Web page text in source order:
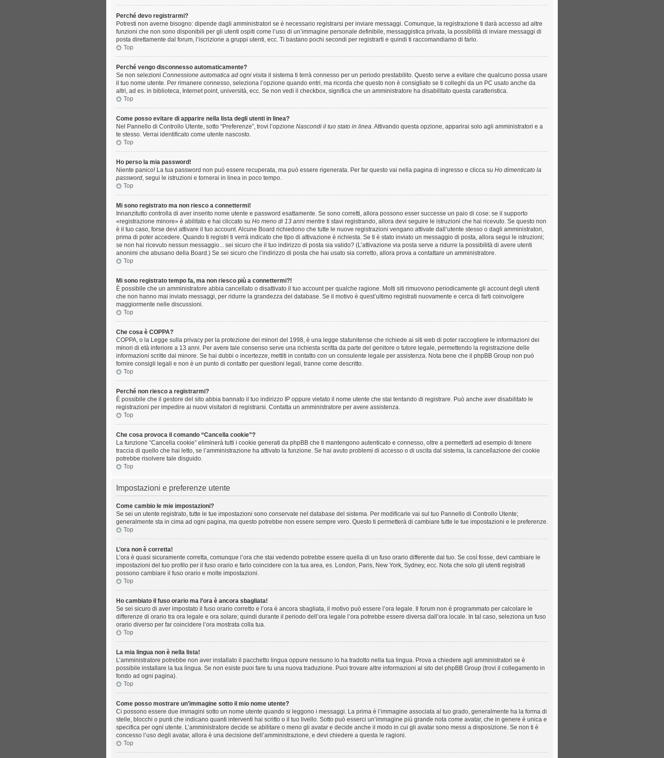
Perché devo registrarmi?
Potresti non averne bisogno: dipende dagli amministratori se è necessario registrarsi per inviare messaggi. Comunque, la registrazione ti darà accesso ad altre
funzioni che non sono disponibili per gli utenti ospiti come l’uso di un’immagine personale definibile, messaggistica privata, la possibilità di inviare messaggi di
posta direttamente dal forum, l’iscrizione a gruppi utenti, ecc. Ti bastano pochi secondi per registrarti e quindi ti raccomandiamo di farlo.
Top
Perché vengo disconnesso automaticamente?
Se non selezioni Connessione automatica ad ogni visita il sistema ti terrà connesso per un periodo prestabilito. Questo serve a evitare che qualcuno possa usare
il tuo nome utente. Per rimanere connesso, seleziona l’opzione quando entri, ma ricorda che questo non è consigliato se ti colleghi da un PC usato anche da
altri, ad es. in biblioteca, Internet point, università, ecc. Se non vedi il checkbox, significa che un amministratore ha disabilitato questa caratteristica.
Top
Come posso evitare di apparire nella lista degli utenti in linea?
Nel Pannello di Controllo Utente, sotto “Preferenze”, trovi l’opzione Nascondi il tuo stato in linea. Attivando questa opzione, apparirai solo agli amministratori e a
te stesso. Verrai identificato come utente nascosto.
Top
Ho perso la mia password!
Niente panico! La tua password non può essere recuperata, ma può essere rigenerata. Per far questo vai nella pagina di ingresso e clicca su Ho dimenticato la
password, segui le istruzioni e tornerai in linea in poco tempo.
Top
Mi sono registrato ma non riesco a connettermi!
Innanzitutto controlla di aver inserito nome utente e password esattamente. Se sono corretti, allora possono esser successe un paio di cose: se il supporto
«registrazione minore» è abilitato e hai cliccato su Ho meno di 13 anni mentre ti stavi registrando, allora devi seguire le istruzioni che hai ricevuto. Se questo non
è il tuo caso, forse devi attivare il tuo account. Alcune Board richiedono che tutte le nuove registrazioni vengano attivate dall’utente stesso o dagli amministratori,
prima di poter accedere. Quando ti registri ti verrà indicato che tipo di attivazione è richiesta. Se ti è stato inviato un messaggio di posta, allora segui le istruzioni;
se non hai ricevuto nessun messaggio... sei sicuro che il tuo indirizzo di posta sia valido? (L’attivazione via posta serve a ridurre la possibilità di avere utenti
anonimi che abusano della Board.) Se sei sicuro che l’indirizzo di posta che hai usato sia corretto, allora prova a contattare un amministratore.
Top
Mi sono registrato tempo fa, ma non riesco più a connettermi?!
È possibile che un amministratore abbia cancellato o disattivato il tuo account per qualche ragione. Molti siti rimuovono periodicamente gli account degli utenti
che non hanno mai inviato messaggi, per ridurre la grandezza del database. Se il motivo è quest’ultimo registrati nuovamente e cerca di farti coinvolgere
maggiormente nelle discussioni.
Top
Che cosa è COPPA?
COPPA, o la Legge sulla privacy per la protezione dei minori del 1998, è una legge statunitense che richiede ai siti web di poter raccogliere le informazioni dei
minori di età inferiore a 13 anni. Per avere tale consenso serve una richiesta scritta da parte del genitore o tutore legale, permettendo la registrazione delle
informazioni scritte dal minore. Se hai dubbi o incertezze, mettiti in contatto con un consulente legale per assistenza. Nota bene che il phpBB Group non può
fornire consigli legali e non è un punto di contatto per questioni legali, tranne come descritto.
Top
Perché non riesco a registrarmi?
È possibile che il gestore del sito abbia bannato il tuo indirizzo IP oppure vietato il nome utente che stai tentando di registrare. Può anche aver disabilitato le
registrazioni per impedire ai nuovi visitatori di registrarsi. Contatta un amministratore per avere assistenza.
Top
Che cosa provoca il comando “Cancella cookie”?
La funzione “Cancella cookie” eliminerà tutti i cookie generati da phpBB che ti mantengono autenticato e connesso, oltre a permetterti ad esempio di tenere
traccia di quello che hai letto, se l’amministrazione ha attivato la funzione. Se hai avuto problemi di accesso o di uscita dal sistema, la cancellazione dei cookie
potrebbe risolvere tale disguido.
Top
Impostazioni e preferenze utente
Come cambio le mie impostazioni?
Se sei un utente registrato, tutte le tue impostazioni sono conservate nel database del sistema. Per modificarle vai sul tuo Pannello di Controllo Utente;
generalmente sta in cima ad ogni pagina, ma questo potrebbe non essere sempre vero. Questo ti permetterà di cambiare tutte le tue impostazioni e le preferenze.
Top
L’ora non è corretta!
L’ora è quasi sicuramente corretta, comunque l’ora che stai vedendo potrebbe essere quella di un fuso orario differente dal tuo. Se così fosse, devi cambiare le
impostazioni del tuo profilo per il fuso orario e farlo coincidere con la tua area, es. London, Paris, New York, Sydney, ecc. Nota che solo gli utenti registrati
possono cambiare il fuso orario e molte impostazioni.
Top
Ho cambiato il fuso orario ma l’ora è ancora sbagliata!
Se sei sicuro di aver impostato il fuso orario corretto e l’ora è ancora sbagliata, il motivo può essere l’ora legale. Il forum non è programmato per calcolare le
differenze di orario tra ora legale e ora solare; quindi durante il periodo dell’ora legale l’ora potrebbe essere diversa dall’ora locale. In tal caso, seleziona un fuso
orario diverso per far coincidere l’ora mostrata colla tua.
Top
La mia lingua non è nella lista!
L’amministratore potrebbe non aver installato il pacchetto lingua oppure nessuno lo ha tradotto nella tua lingua. Prova a chiedere agli amministratori se è
possibile installare la tua lingua. Se non esiste puoi fare tu una nuova traduzione. Puoi trovare altre informazioni al sito del phpBB Group (trovi il collegamento in
fondo ad ogni pagina).
Top
Come posso mostrare un’immagine sotto il mio nome utente?
Ci possono essere due immagini sotto un nome utente quando si leggono i messaggi. La prima è l’immagine associata al tuo grado, generalmente ha la forma di
stelle, blocchi o punti che indicano quanti interventi hai scritto o il tuo livello. Sotto può esserci un’immagine più grande nota come avatar, che in genere è unica e
specifica per ogni utente. L’amministratore decide se abilitare o meno gli avatar e decide anche il modo in cui gli avatar sono messi a disposizione. Se non ti è
concesso l’uso degli avatar, allora è una decisione dell’amministrazione, e devi chiedere a questa le ragioni.
Top